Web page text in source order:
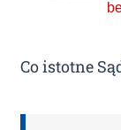
Co istotne